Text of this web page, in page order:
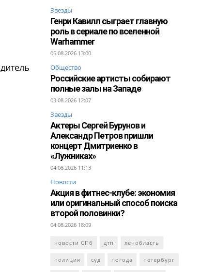
Звезды
Генри Кавилл сыграет главную
роль в сериале по вселенной
Warhammer
05.08.2026 13:00
Общество
Российские артисты собирают
полные залы на Западе
03.08.2026 12:07
Звезды
Актеры Сергей Бурунов и
Александр Петров пришли
концерт Дмитриенко в
«Лужниках»
04.08.2026 11:13
Новости
Акция в фитнес-клубе: экономия
или оригинальный способ поиска
второй половинки?
04.08.2026 18:09
новости СПб дтп ленобласть
полиция суд погода петербург